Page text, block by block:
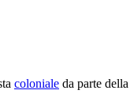
coloniale da parte della